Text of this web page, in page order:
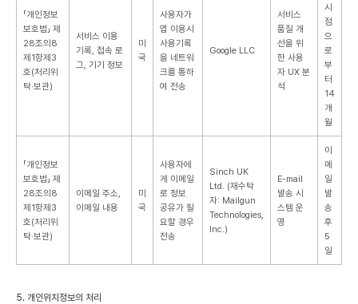
「개인정보
보호법」 제
28조의8
제1항제3
호(처리위
탁·보관)
서비스 이용
기록, 접속 로
그, 기기 정보
미
국
사용자가
앱 이용시
사용기록
을 네트워
크를 통하
여 전송
Google LLC
서비스
품질 개
선을 위
한 사용
자 UX 분
석
시
점
으
로
부
터
14
개
월
「개인정보
보호법」 제
28조의8
제1항제3
호(처리위
탁·보관)
이메일 주소,
이메일 내용
미
국
사용자에
게 이메일
로 정보
공유가 필
요할 경우
전송
Sinch UK
Ltd. (재수탁
자: Mailgun
Technologies,
Inc.)
E-mail
발송 시
스템 운
영
이
메
일
발
송
후
5
일
5. 개인위치정보의 처리